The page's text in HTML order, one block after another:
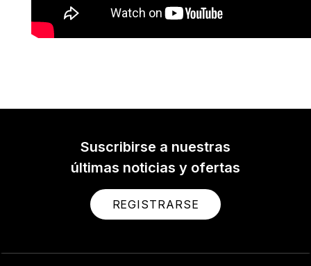
Suscribirse a nuestras
últimas noticias y ofertas
REGISTRARSE